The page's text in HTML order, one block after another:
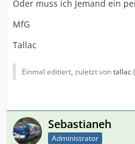
Oder muss ich Jemand ein
MfG
Tallac
Einmal editiert, zuletzt vontallac(
Sebastianeh
Administrator